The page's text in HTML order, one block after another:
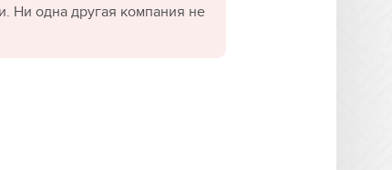
Ни одна другая компания не